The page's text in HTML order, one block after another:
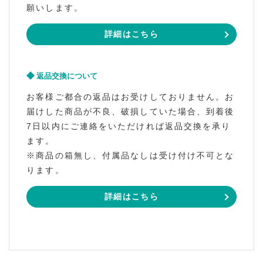
願いします。
詳細はこちら
返品交換について
お客様ご都合の返品はお受けしておりません。お
届けした商品が不良、破損していた場合、到着後
7日以内にご連絡をいただければ返品交換を承り
ます。
※商品の箱無し、付属品なしは受け付け不可とな
ります。
詳細はこちら